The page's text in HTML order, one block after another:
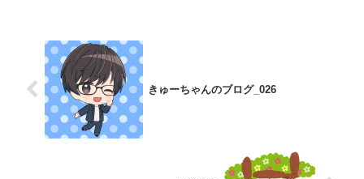
きゅーちゃんのブログ_026